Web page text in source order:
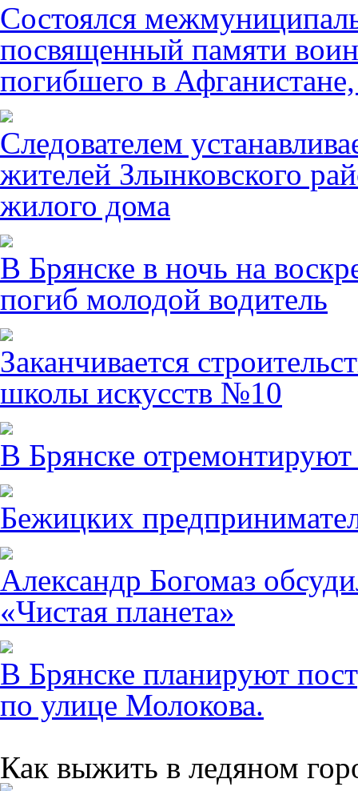
Состоялся
посвященный памяти
погибшего в
Следователем
жителей Злынковского
жилого дома
В Брянске в ночь на
погиб молодой водитель
Заканчивается
школы искусств №10
В Брянске
Бежицких
Александр Богомаз
«Чистая планета»
В Брянске планируют
по улице Молокова.
Как выжить в ледяном